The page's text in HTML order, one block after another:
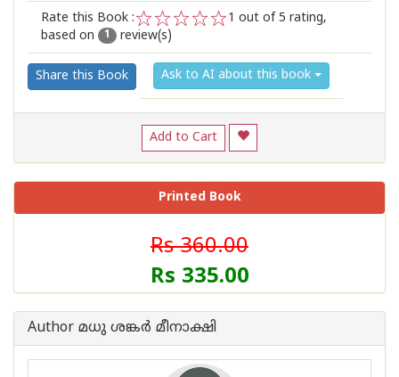
Rate this Book :
2
1
1 out of 5 rating,
based on
1 review(s)
Share this Book Ask to AI about this book
Add to Cart
Printed Book
Rs 360.00
Rs 335.00
Author മധു ശങ്കര്‍ മീനാക്ഷി